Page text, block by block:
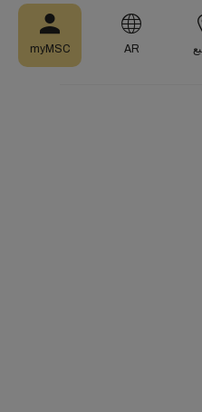
AR
myMSC